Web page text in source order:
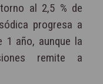
al 2,5 % de
progresa a
1 año, aunque la
remite a